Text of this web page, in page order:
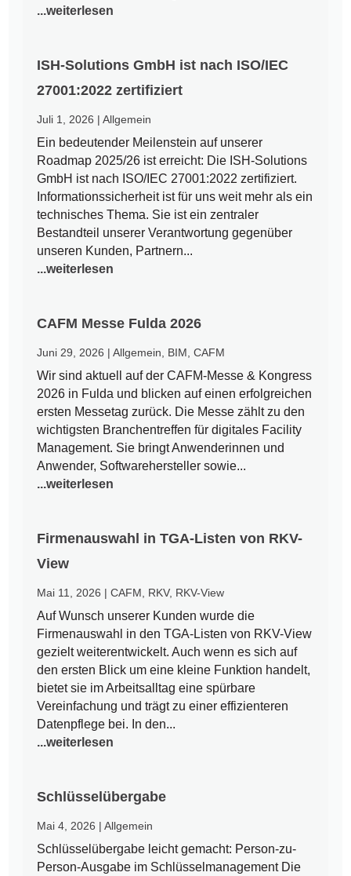
...weiterlesen
ISH-Solutions GmbH ist nach ISO/IEC
27001:2022 zertifiziert
Juli 1, 2026 |Allgemein
Ein bedeutender Meilenstein auf unserer
Roadmap 2025/26 ist erreicht: Die ISH-Solutions
GmbH ist nach ISO/IEC 27001:2022 zertifiziert.
Informationssicherheit ist für uns weit mehr als ein
technisches Thema. Sie ist ein zentraler
Bestandteil unserer Verantwortung gegenüber
unseren Kunden, Partnern...
...weiterlesen
CAFM Messe Fulda 2026
Juni 29, 2026 |Allgemein BIM ,CAFM
Wir sind aktuell auf der CAFM-Messe & Kongress
2026 in Fulda und blicken auf einen erfolgreichen
ersten Messetag zurück. Die Messe zählt zu den
wichtigsten Branchentreffen für digitales Facility
Management. Sie bringt Anwenderinnen und
Anwender, Softwarehersteller sowie...
...weiterlesen
Firmenauswahl in TGA-Listen von RKV-
View
Mai 11, 2026 |CAFM RKV, RKV-View
Auf Wunsch unserer Kunden wurde die
Firmenauswahl in den TGA-Listen von RKV-View
gezielt weiterentwickelt. Auch wenn es sich auf
den ersten Blick um eine kleine Funktion handelt,
bietet sie im Arbeitsalltag eine spürbare
Vereinfachung und trägt zu einer effizienteren
Datenpflege bei. In den...
...weiterlesen
Schlüsselübergabe
Mai 4, 2026 |Allgemein
Schlüsselübergabe leicht gemacht: Person-zu-
Person-Ausgabe im Schlüsselmanagement Die